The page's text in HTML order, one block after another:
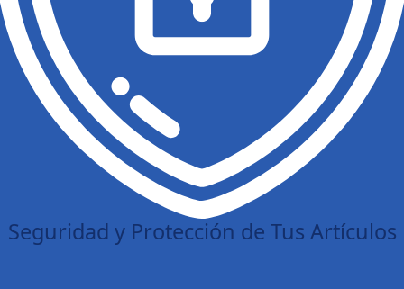
Seguridad y Protección de Tus Artículos